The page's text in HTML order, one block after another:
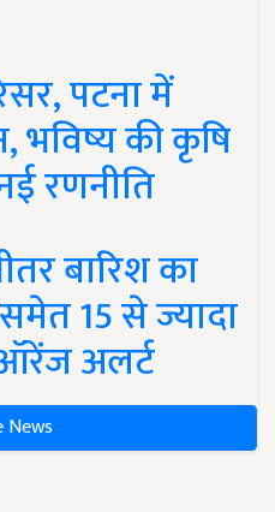
पटना में
भविष्य की कृषि
रणनीति
बारिश का
15 से ज्यादा
अलर्ट
News